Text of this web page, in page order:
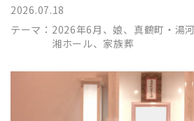
2026.07.18
テーマ： 2026年6月、娘、真鶴町・湯
湘ホール、家族葬